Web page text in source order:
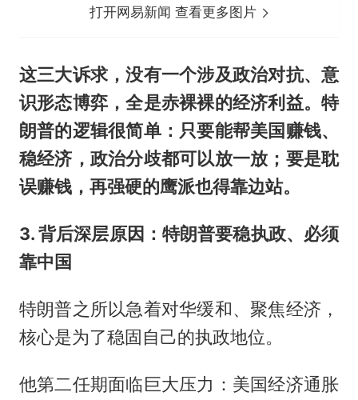
打开网易新闻 查看更多图片
这三大诉求，没有一个涉及政治对抗、意
识形态博弈，全是赤裸裸的经济利益。特
朗普的逻辑很简单：只要能帮美国赚钱、
稳经济，政治分歧都可以放一放；要是耽
误赚钱，再强硬的鹰派也得靠边站。
3. 背后深层原因：特朗普要稳执政、必须
靠中国
特朗普之所以急着对华缓和、聚焦经济，
核心是为了稳固自己的执政地位。
他第二任期面临巨大压力：美国经济通胀